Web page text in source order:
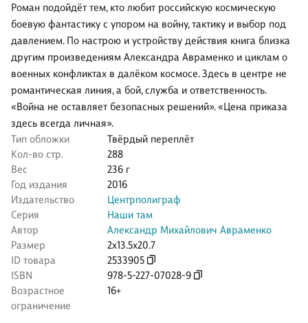
Роман подойдёт тем, кто любит российскую космическую
боевую фантастику с упором на войну, тактику и выбор под
давлением. По настрою и устройству действия книга близка
другим произведениям Александра Авраменко и циклам о
военных конфликтах в далёком космосе. Здесь в центре не
романтическая линия, а бой, служба и ответственность.
«Война не оставляет безопасных решений». «Цена приказа
здесь всегда личная».
Тип обложки
Твёрдый переплёт
Кол-во стр.
288
Вес
236 г
Год издания
2016
Издательство
Центрполиграф
Серия
Наши там
Автор
Александр Михайлович Авраменко
Размер
2x13.5x20.7
ID товара
2533905
ISBN
978-5-227-07028-9
Возрастное
ограничение
16+